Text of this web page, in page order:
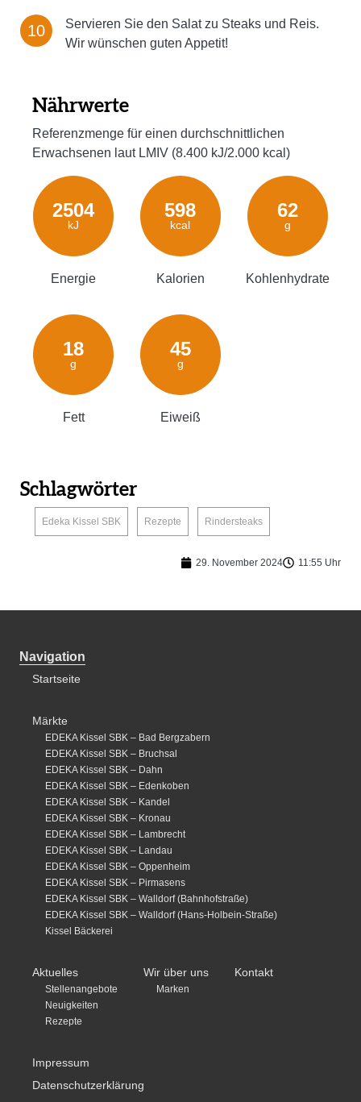
Servieren Sie den Salat zu Steaks und Reis.
Wir wünschen guten Appetit!
Nährwerte
Referenzmenge für einen durchschnittlichen
Erwachsenen laut LMIV (8.400 kJ/2.000 kcal)
2504
kJ
Energie
598
kcal
Kalorien
62
g
Kohlenhydrate
18
g
Fett
45
g
Eiweiß
Schlagwörter
Edeka Kissel SBK
Rezepte
Rindersteaks
29. November 2024 11:55 Uhr
Navigation
Startseite
Märkte
EDEKA Kissel SBK – Bad Bergzabern
EDEKA Kissel SBK – Bruchsal
EDEKA Kissel SBK – Dahn
EDEKA Kissel SBK – Edenkoben
EDEKA Kissel SBK – Kandel
EDEKA Kissel SBK – Kronau
EDEKA Kissel SBK – Lambrecht
EDEKA Kissel SBK – Landau
EDEKA Kissel SBK – Oppenheim
EDEKA Kissel SBK – Pirmasens
EDEKA Kissel SBK – Walldorf (Bahnhofstraße)
EDEKA Kissel SBK – Walldorf (Hans-Holbein-Straße)
Kissel Bäckerei
Aktuelles
Stellenangebote
Neuigkeiten
Rezepte
Wir über uns
Marken
Kontakt
Impressum
Datenschutzerklärung